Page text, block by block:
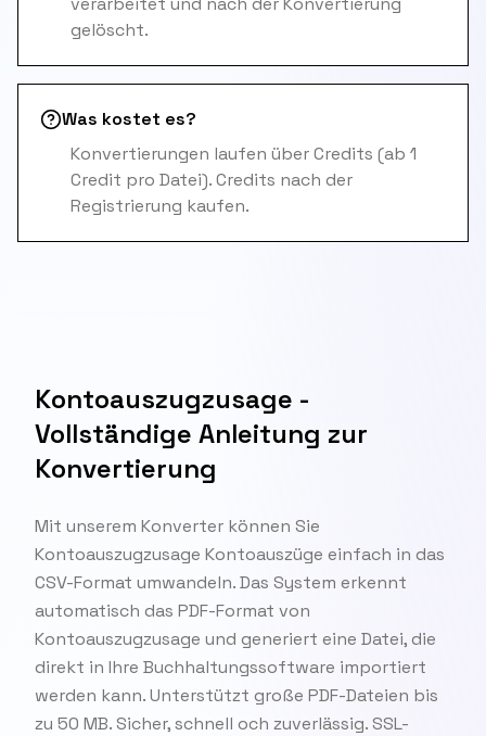
gelöscht.
Was kostet es?
Konvertierungen laufen über Credits (ab 1
Credit pro Datei). Credits nach der
Registrierung kaufen.
Kontoauszugzusage -
Vollständige Anleitung zur
Konvertierung
Mit unserem Konverter können Sie
Kontoauszugzusage Kontoauszüge einfach in das
CSV-Format umwandeln. Das System erkennt
automatisch das PDF-Format von
Kontoauszugzusage und generiert eine Datei, die
direkt in Ihre Buchhaltungssoftware importiert
werden kann. Unterstützt große PDF-Dateien bis
zu 50 MB. Sicher, schnell och zuverlässig. SSL-